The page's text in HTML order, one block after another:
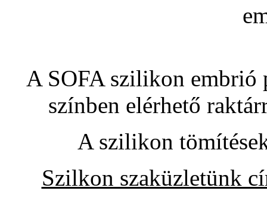
A SOFA szilikon embrió
színben elérhető
A szilikon
Szilkon szaküzletünk